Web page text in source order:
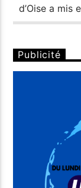
d’Oise a mis
Publicité